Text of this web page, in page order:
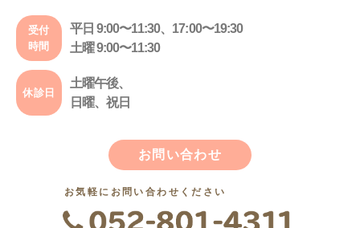
受付
時間
平日 9:00〜11:30、17:00〜19:30
土曜 9:00〜11:30
休診日
土曜午後、
日曜、祝日
お問い合わせ
お気軽にお問い合わせください